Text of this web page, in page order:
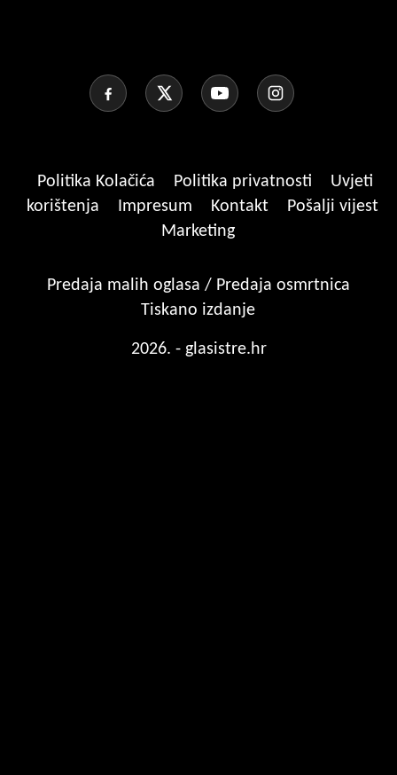
Politika Kolačića Politika privatnosti
Uvjeti
korištenja
Impresum Kontakt
Pošalji vijest
Marketing
Predaja malih oglasa / Predaja osmrtnica
Tiskano izdanje
2026. - glasistre.hr